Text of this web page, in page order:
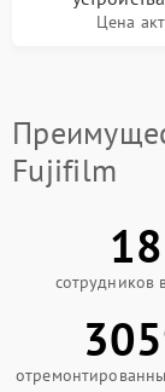
Цена
Fujifilm
18
сотрудников